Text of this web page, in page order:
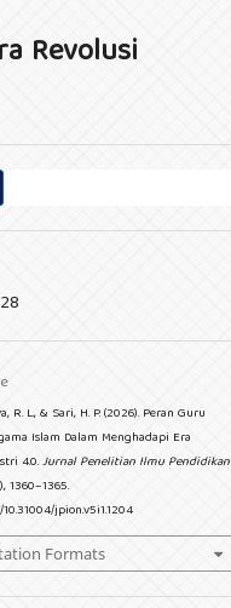
Revolusi
R. L., & Sari, H. P. (2026). Peran Guru
Islam Dalam Menghadapi Era
4.0.Jurnal Penelitian Ilmu Pendidikan
1360–1365.
jpion.v5i1.1204
Formats